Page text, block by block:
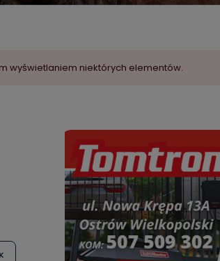
wyświetlaniem niektórych elementów.